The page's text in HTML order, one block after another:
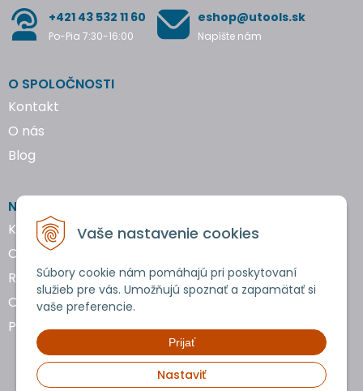
Vaše nastavenie cookies
Súbory cookie nám pomáhajú pri poskytovaní
služieb pre vás. Umožňujú spoznať a zapamätať si
vaše preferencie.
Prijať
Nastaviť
+421 43 532 11 60
Po-Pia 7:30-16:00
eshop@utools.sk
Napíšte nám
O SPOLOČNOSTI
Kontakt
O nás
Blog
NAKUPOVANIE
Katalógy náradia
Obchodné podmienky
Reklamácie a vrátenie tovaru
Ochrana osobných údajov
Používanie cookies